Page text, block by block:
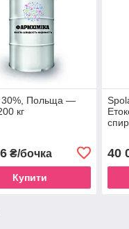
30%, Польща —
кг
₴/бочка
Купити
40